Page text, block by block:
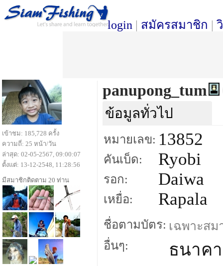
login | สมัครสมาชิก |
panupong_tum
ข้อมูลทั่วไป
หมายเลข: 13852
คันเบ็ด: Ryobi
รอก: Daiwa
เหยื่อ: Rapala
ชื่อตามบัตร: เฉพาะส
อื่นๆ:
ธนาค
เข้าชม: 185,728 ครั้ง
ความถี่: 25 หน้า/วัน
ล่าสุด: 02-05-2567, 09:00:07
ตั้งแต่: 13-12-2548, 11:28:56
มีสมาชิกติดตาม 20 ท่าน